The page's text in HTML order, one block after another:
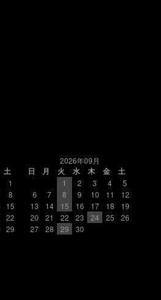
土
1
8
15
22
29
2026年09月
日
月 火 水 木 金
土
1
2 3 4
5
6
7 8 9 10 11
12
13
14 15 16 17 18
19
20
21 22 23 24 25
26
27
28 29 30